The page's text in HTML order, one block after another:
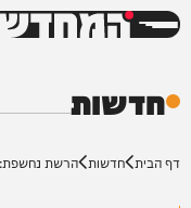
המחדש
חדשות
דף הבית חדשות הרשת נחשפת: